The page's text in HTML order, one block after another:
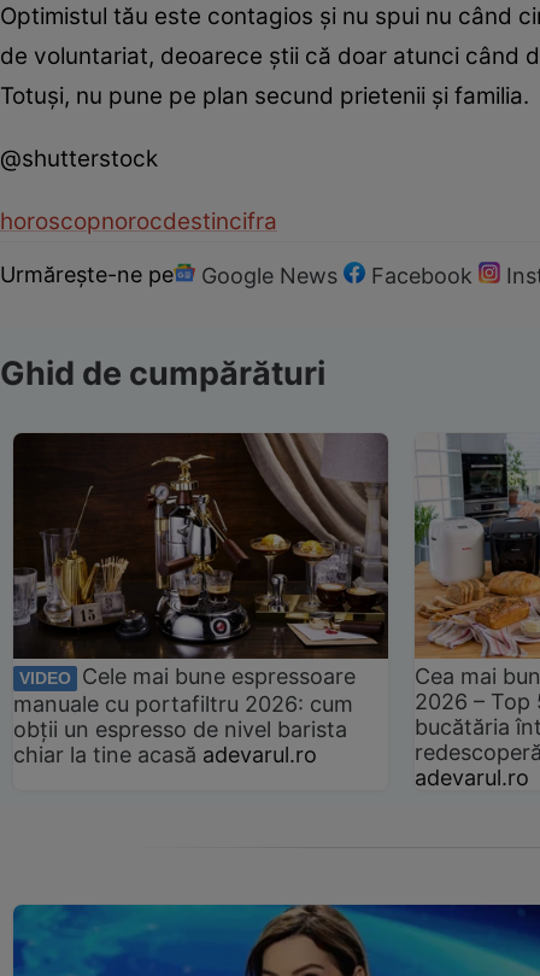
Optimistul tău este contagios şi nu spui nu când
de voluntariat, deoarece ştii că doar atunci când
Totuşi, nu pune pe plan secund prietenii şi familia.
@shutterstock
horoscopnorocdestincifra
Urmărește-ne pe Google News Facebook
Ghid de cumpărături
VIDEO
Cele mai bune espressoare
manuale cu portafiltru 2026: cum
obții un espresso de nivel barista
chiar la tine acasă adevarul.ro
Cea mai
2026 –
bucătăria
adevarul.ro